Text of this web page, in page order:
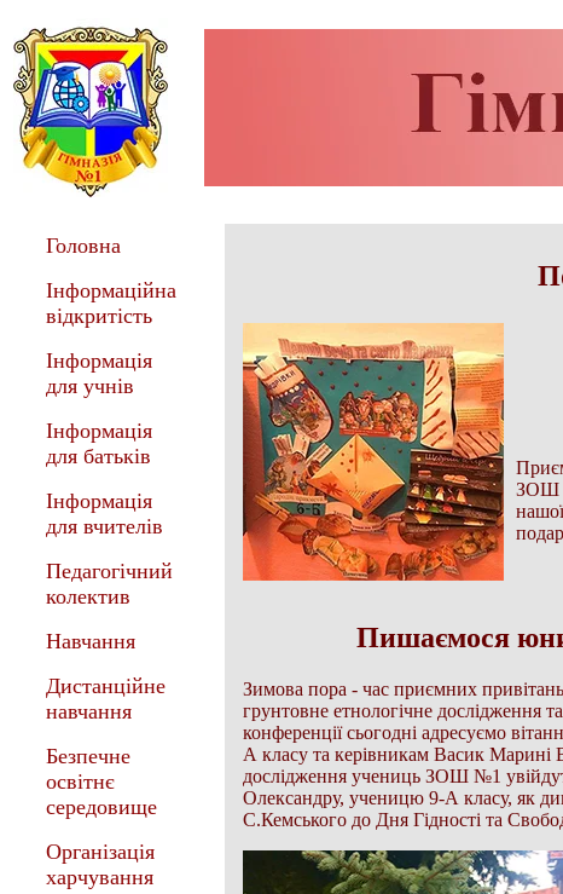
Головна
Інформаційна
відкритість
Інформація
для учнів
Інформація
для батьків
Інформація
для вчителів
Педагогічний
колектив
Навчання
Дистанційне
навчання
Безпечне
освітнє
середовище
Організація
харчування
ЗОШ
Пишаємося
Зимова пора - час приємних
грунтовне етнологічне дослідження
конференції сьогодні адресуємо
А класу та керівникам Васик Марині
дослідження учениць ЗОШ №1
Олександру, ученицю 9-А класу, як
С.Кемського до Дня Гідності та